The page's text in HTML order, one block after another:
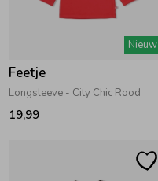
Nieuw
Feetje
Longsleeve - City Chic Rood
19,99